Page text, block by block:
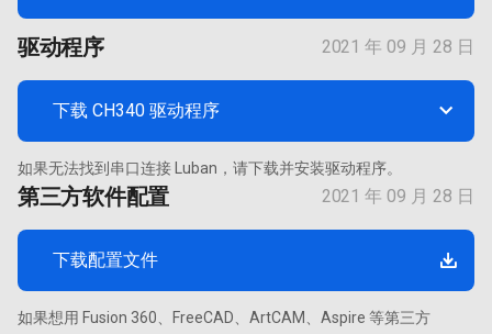
驱动程序 2021 年 09 月 28 日
下载 CH340 驱动程序 
如果无法找到串口连接 Luban，请下载并安装驱动程序。
第三方软件配置 2021 年 09 月 28 日
下载配置文件 
如果想用 Fusion 360、FreeCAD、ArtCAM、Aspire 等第三方